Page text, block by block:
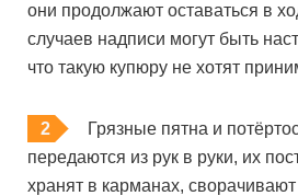
они продолжают оставаться в
случаев надписи могут быть
что такую купюру не хотят
Грязные пятна и
передаются из рук в руки, их
хранят в карманах,